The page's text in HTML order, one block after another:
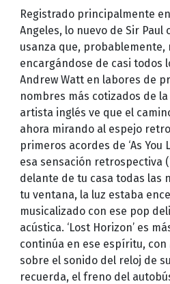
Registrado principalmente
Angeles, lo nuevo de Sir Paul
usanza que, probablemente,
encargándose de casi todos
Andrew Watt en labores de
nombres más cotizados de
artista inglés ve que el
ahora mirando al espejo
primeros acordes de ‘As You
esa sensación retrospectiva
delante de tu casa todas las
tu ventana, la luz estaba
musicalizado con ese pop
acústica. ‘Lost Horizon’ es
continúa en ese espíritu,
sobre el sonido del reloj de
recuerda, el freno del